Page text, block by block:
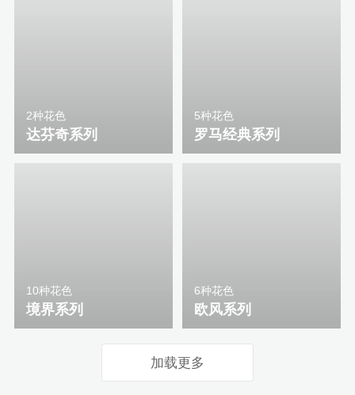
2种花色
达芬奇系列
5种花色
罗马经典系列
10种花色
境界系列
6种花色
欧风系列
加载更多